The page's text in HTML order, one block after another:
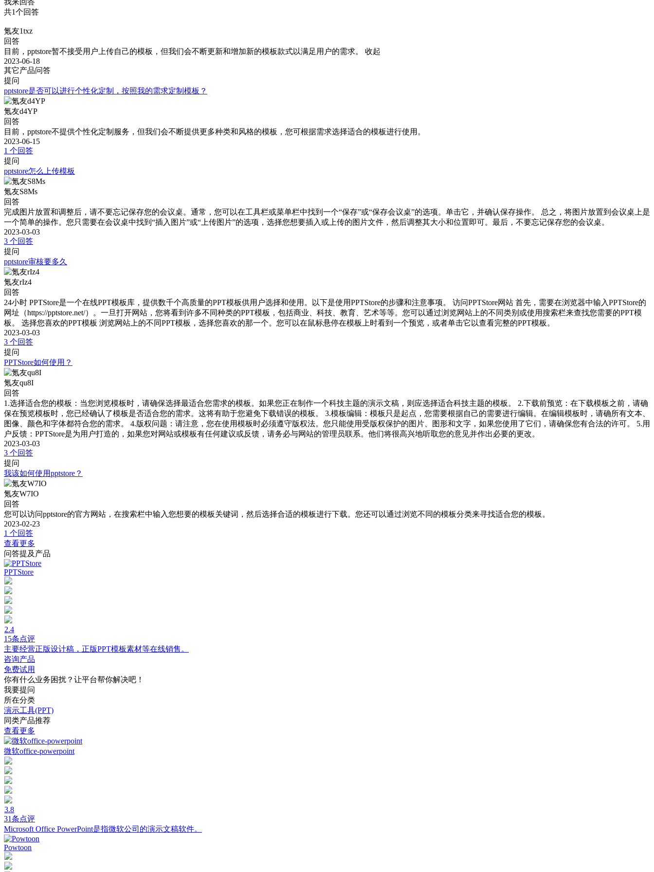
共1个回答
氪友1txz
回答
目前，pptstore暂不接受用户上传自己的模板，但我们会不断更新和增加新的模板款式以满足用户的需求。
收起
2023-06-18
其它产品问答
提问
pptstore是否可以进行个性化定制，按照我的需求定制模板？
氪友d4YP
回答
目前，pptstore不提供个性化定制服务，但我们会不断提供更多种类和风格的模板，您可根据需求选择适合的模板进行使用。
2023-06-15
1 个回答
提问
pptstore怎么上传模板
氪友S8Ms
回答
完成图片放置和调整后，请不要忘记保存您的会议桌。通常，您可以在工具栏或菜单栏中找到一个“保存”或“保存会议桌”的选项。单击它，并确认保存操作。 总之，将图片放置到会议桌上是
一个简单的操作。您只需要在会议桌中找到“插入图片”或“上传图片”的选项，选择您想要插入或上传的图片文件，然后调整其大小和位置即可。最后，不要忘记保存您的会议桌。
2023-03-03
3 个回答
提问
pptstore审核要多久
氪友rIz4
回答
24小时 PPTStore是一个在线PPT模板库，提供数千个高质量的PPT模板供用户选择和使用。以下是使用PPTStore的步骤和注意事项。 访问PPTStore网站 首先，需要在浏览器中输入PPTStore的
网址（https://pptstore.net/）。一旦打开网站，您将看到许多不同种类的PPT模板，包括商业、科技、教育、艺术等等。您可以通过浏览网站上的不同类别或使用搜索栏来查找您需要的PPT模
板。 选择您喜欢的PPT模板 浏览网站上的不同PPT模板，选择您喜欢的那一个。您可以在鼠标悬停在模板上时看到一个预览，或者单击它以查看完整的PPT模板。
2023-03-03
3 个回答
提问
PPTStore如何使用？
氪友qu8I
回答
1.选择适合您的模板：当您浏览模板时，请确保选择最适合您需求的模板。如果您正在制作一个科技主题的演示文稿，则应选择适合科技主题的模板。 2.下载前预览：在下载模板之前，请确
保在预览模板时，您已经确认了模板是否适合您的需求。这将有助于您避免下载错误的模板。 3.模板编辑：模板只是起点，您需要根据自己的需要进行编辑。在编辑模板时，请确所有文本、
图像、颜色和字体都符合您的需求。 4.版权问题：请注意，您在使用模板时必须遵守版权法。您只能使用受版权保护的图片、图形和文字，如果您使用了它们，请确保您有合法的许可。 5.用
户反馈：PPTStore是为用户打造的，如果您对网站或模板有任何建议或反馈，请务必与网站的管理员联系。他们将很高兴地听取您的意见并作出必要的更改。
2023-03-03
3 个回答
提问
我该如何使用pptstore？
氪友W7IO
回答
您可以访问pptstore的官方网站，在搜索栏中输入您想要的模板关键词，然后选择合适的模板进行下载。您还可以通过浏览不同的模板分类来寻找适合您的模板。
2023-02-23
1 个回答
查看更多
问答提及产品
PPTStore
2.4
15条点评
主要经营正版设计稿，正版PPT模板素材等在线销售。
咨询产品
免费试用
你有什么业务困扰？让平台帮你解决吧！
我要提问
所在分类
演示工具(PPT)
同类产品推荐
查看更多
微软office-powerpoint
3.8
31条点评
Microsoft Office PowerPoint是指微软公司的演示文稿软件。
Powtoon